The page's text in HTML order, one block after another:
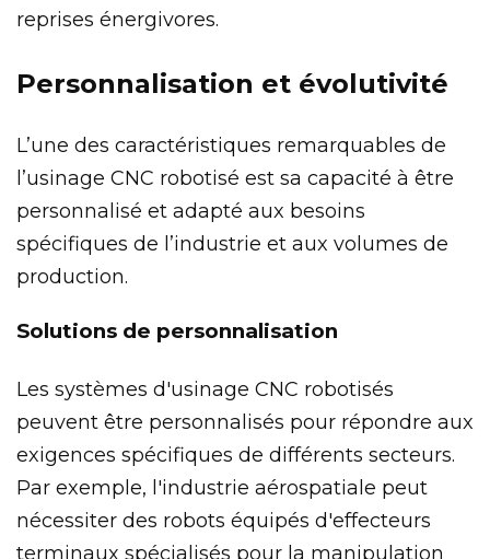
reprises énergivores.
Personnalisation et évolutivité
L’une des caractéristiques remarquables de
l’usinage CNC robotisé est sa capacité à être
personnalisé et adapté aux besoins
spécifiques de l’industrie et aux volumes de
production.
Solutions de personnalisation
Les systèmes d'usinage CNC robotisés
peuvent être personnalisés pour répondre aux
exigences spécifiques de différents secteurs.
Par exemple, l'industrie aérospatiale peut
nécessiter des robots équipés d'effecteurs
terminaux spécialisés pour la manipulation